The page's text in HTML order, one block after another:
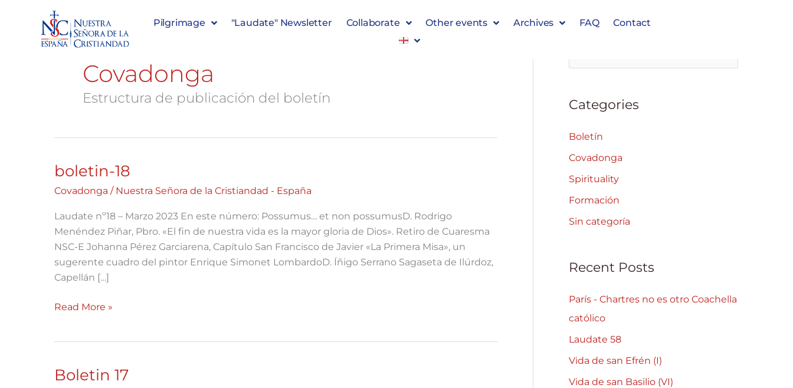
Pilgrimage "Laudate" Newsletter Collaborate Other events Archives FAQ Contact
Covadonga
Estructura de publicación del boletín
boletin-18
Covadonga / Nuestra Señora de la Cristiandad - España
Laudate nº18 – Marzo 2023 En este número: Possumus… et non possumusD. Rodrigo
Menéndez Piñar, Pbro. «El fin de nuestra vida es la mayor gloria de Dios». Retiro de Cuaresma
NSC-E Johanna Pérez Garciarena, Capítulo San Francisco de Javier «La Primera Misa», un
sugerente cuadro del pintor Enrique Simonet LombardoD. Íñigo Serrano Sagaseta de Ilúrdoz,
Capellán […]
boletin-
Read More »
Boletin 17
Boletin
r
c
r
:
Categories
Boletín
Covadonga
Spirituality
Formación
Sin categoría
Recent Posts
París - Chartres no es otro Coachella
católico
Laudate 58
Vida de san Efrén (I)
Vida de san Basilio (VI)